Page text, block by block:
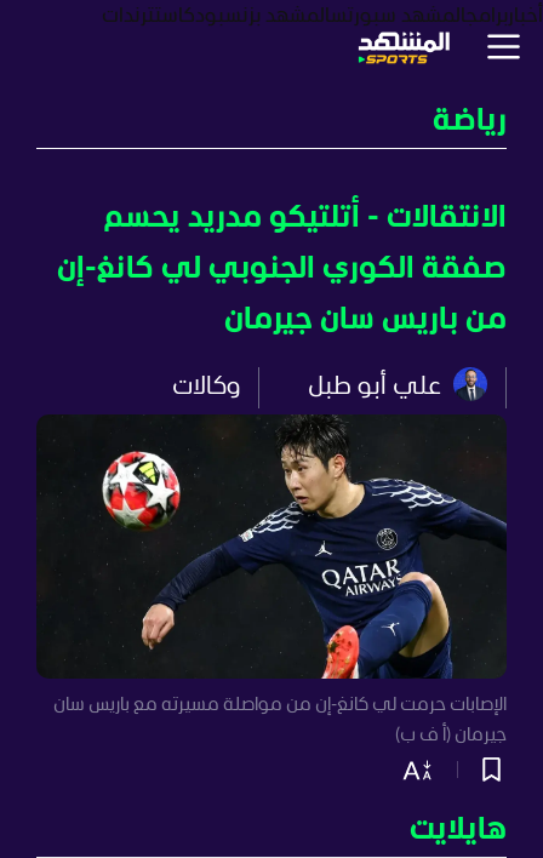
أخبار برامجالمشهد سبورتسالمشهد بزنسبودكاستترندات
رياضة
الانتقالات - أتلتيكو مدريد يحسم
صفقة الكوري الجنوبي لي كانغ-إن
من باريس سان جيرمان
علي أبو طبل وكالات
الإصابات حرمت لي كانغ-إن من مواصلة مسيرته مع باريس سان
جيرمان (أ ف ب)
هايلايت